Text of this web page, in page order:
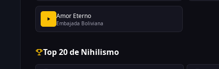
Amor Eterno
Embajada Boliviana
Top 20 de Nihilismo